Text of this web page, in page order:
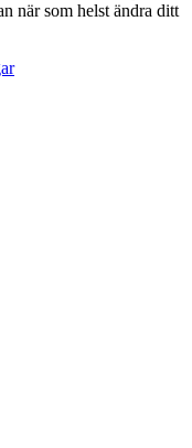
när som helst ändra ditt